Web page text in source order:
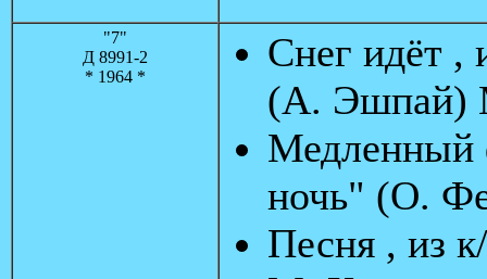
"7"
Д 8991-2
* 1964 *
Снег идёт ,
(А. Эшпай)
Медленный
ночь" (О.
Песня , из